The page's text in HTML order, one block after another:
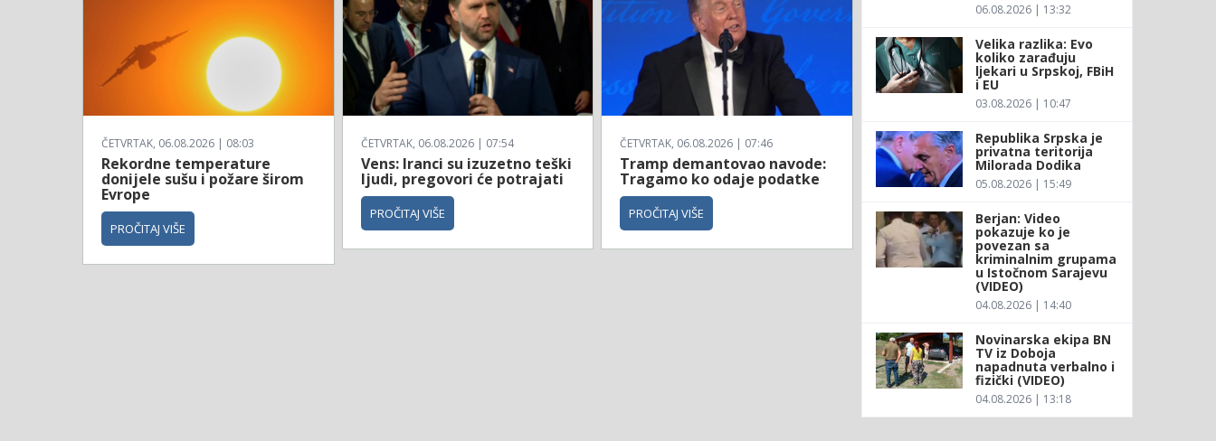
ČETVRTAK, 06.08.2026 | 08:03
Rekordne temperature
donijele sušu i požare širom
Evrope
PROČITAJ VIŠE
ČETVRTAK, 06.08.2026 | 07:54
Vens: Iranci su izuzetno teški
ljudi, pregovori će potrajati
PROČITAJ VIŠE
ČETVRTAK, 06.08.2026 | 07:46
Tramp demantovao navode:
Tragamo ko odaje podatke
PROČITAJ VIŠE
06.08.2026 | 13:32
Velika razlika: Evo
koliko zarađuju
ljekari u Srpskoj, FBiH
i EU
03.08.2026 | 10:47
Republika Srpska je
privatna teritorija
Milorada Dodika
05.08.2026 | 15:49
Berjan: Video
pokazuje ko je
povezan sa
kriminalnim grupama
u Istočnom Sarajevu
(VIDEO)
04.08.2026 | 14:40
Novinarska ekipa BN
TV iz Doboja
napadnuta verbalno i
fizički (VIDEO)
04.08.2026 | 13:18